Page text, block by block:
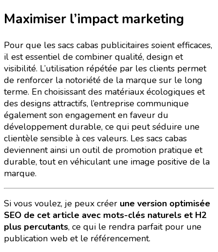
Maximiser l’impact marketing
Pour que les sacs cabas publicitaires soient efficaces,
il est essentiel de combiner qualité, design et
visibilité. L’utilisation répétée par les clients permet
de renforcer la notoriété de la marque sur le long
terme. En choisissant des matériaux écologiques et
des designs attractifs, l’entreprise communique
également son engagement en faveur du
développement durable, ce qui peut séduire une
clientèle sensible à ces valeurs. Les sacs cabas
deviennent ainsi un outil de promotion pratique et
durable, tout en véhiculant une image positive de la
marque.
Si vous voulez, je peux créer une version optimisée
SEO de cet article avec mots-clés naturels et H2
plus percutants, ce qui le rendra parfait pour une
publication web et le référencement.